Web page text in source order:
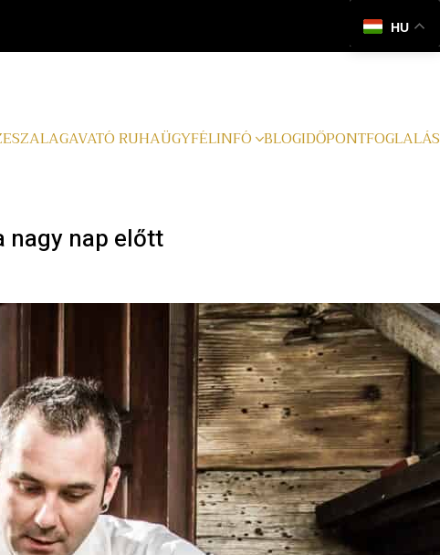
HU
SZALAGAVATÓ RUHAÜGYFÉLINFÓ BLOGIDŐPONTFOGLALÁS
nagy nap előtt